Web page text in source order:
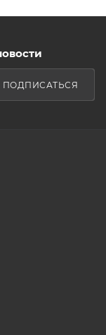
ПОДПИСАТЬСЯ